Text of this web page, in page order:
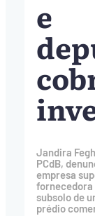
e
Jandira
PCdB,
empresa
fornecedora
subsolo de
prédio